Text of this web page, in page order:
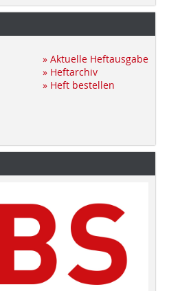
» Aktuelle Heftausgabe
» Heftarchiv
» Heft bestellen